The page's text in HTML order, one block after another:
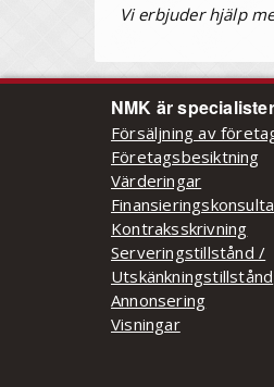
Vi erbjuder hjälp
NMK är
Försäljning av
Företagsbesiktning
Värderingar
Kontraksskrivning
Serveringstillstånd /
Utskänkningstillstånd
Annonsering
Visningar